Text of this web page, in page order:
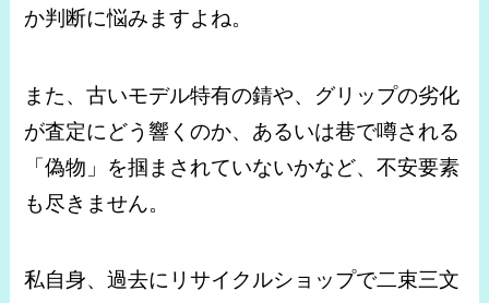
か判断に悩みますよね。
また、古いモデル特有の錆や、グリップの劣化
が査定にどう響くのか、あるいは巷で噂される
「偽物」を掴まされていないかなど、不安要素
も尽きません。
私自身、過去にリサイクルショップで二束三文